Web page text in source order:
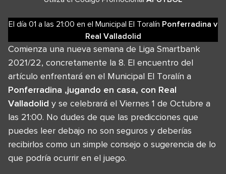
El día 01 a las 21:00 en el Municipal El Toralín Ponferradina v
Real Valladolid
Comienza una nueva semana de Liga Smartbank
2021/22, concretamente la 8. El encuentro del
artículo enfrentará en el Municipal El Toralín a
Ponferradina ,jugando en casa, con Real
Valladolid y se celebrará el Viernes 1 de Octubre a
las 21:00. No dudes de que las predicciones que
puedes leer debajo no son seguros y deberías
recibirlos como un simple consejo o sugerencia de lo
que podría ocurrir en el juego.